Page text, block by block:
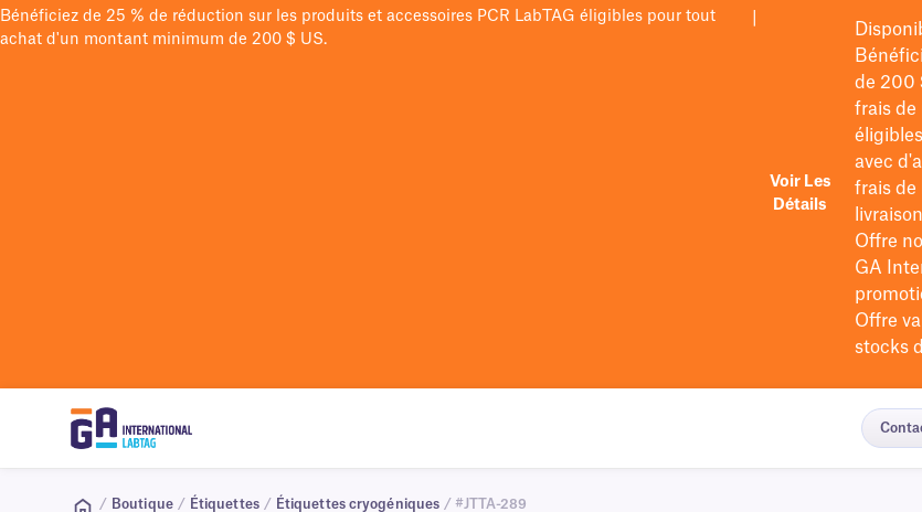
Bénéficiez de 25 % de réduction sur les produits et accessoires PCR LabTAG éligibles pour tout
achat d'un montant minimum de 200 $ US.
Voir Les
Détails
de 200
frais de
avec
frais de
Offre
GA
Offre
stocks
/ Boutique / Étiquettes / Étiquettes cryogéniques / #JTTA-289